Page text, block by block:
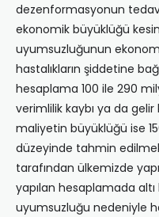
dezenformasyonun
ekonomik büyüklüğü
uyumsuzluğunun
hastalıkların şiddetine
hesaplama 100 ile 290
verimlilik kaybı ya da
maliyetin büyüklüğü ise
düzeyinde tahmin
tarafından ülkemizde
yapılan hesaplamada
uyumsuzluğu nedeniyle